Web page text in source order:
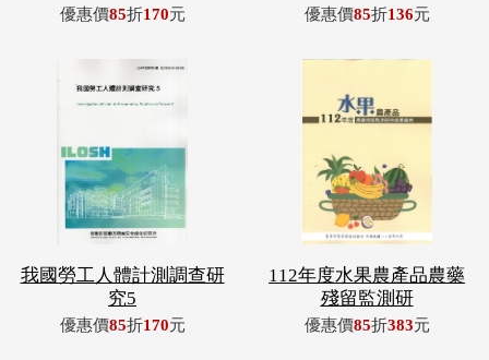
優惠價85折170元 優惠價85折136元
我國勞工人體計測調查研
究5
優惠價85折170元
112年度水果農產品農藥
殘留監測研
優惠價85折383元